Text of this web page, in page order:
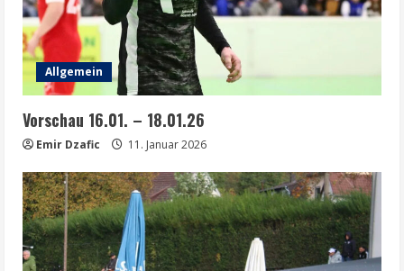
Allgemein
Vorschau 16.01. – 18.01.26
Emir Dzafic 11. Januar 2026